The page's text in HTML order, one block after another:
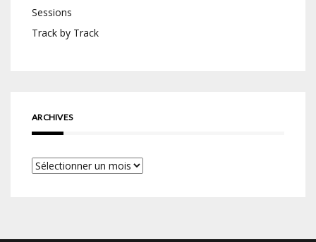
Sessions
Track by Track
ARCHIVES
Archives